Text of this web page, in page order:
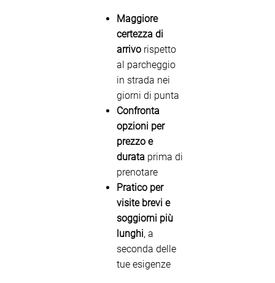
Maggiore
certezza di
arrivo rispetto
al parcheggio
in strada nei
giorni di punta
Confronta
opzioni per
prezzo e
durata prima di
prenotare
Pratico per
visite brevi e
soggiorni più
lunghi, a
seconda delle
tue esigenze